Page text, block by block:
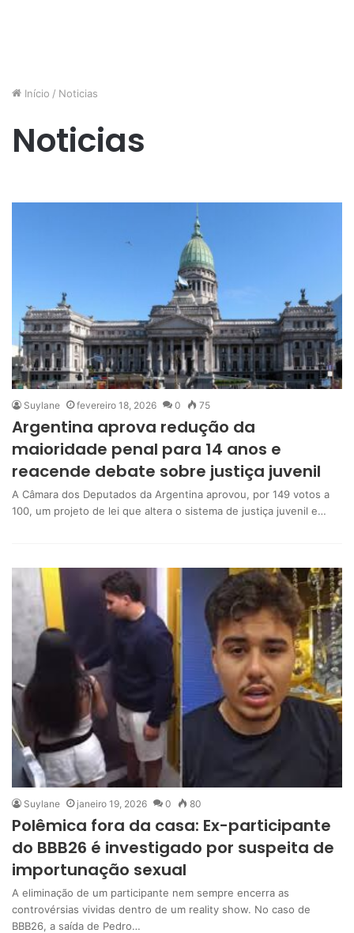
Início / Noticias
Noticias
Suylane fevereiro 18, 2026 0 75
Argentina aprova redução da
maioridade penal para 14 anos e
reacende debate sobre justiça juvenil
A Câmara dos Deputados da Argentina aprovou, por 149 votos a
100, um projeto de lei que altera o sistema de justiça juvenil e…
Suylane janeiro 19, 2026 0 80
Polêmica fora da casa: Ex-participante
do BBB26 é investigado por suspeita de
importunação sexual
A eliminação de um participante nem sempre encerra as
controvérsias vividas dentro de um reality show. No caso de
BBB26, a saída de Pedro…